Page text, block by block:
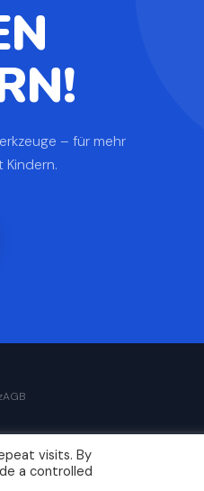
– für mehr
Kindern.
AGB
& Kai Gruber
visits. By
a controlled